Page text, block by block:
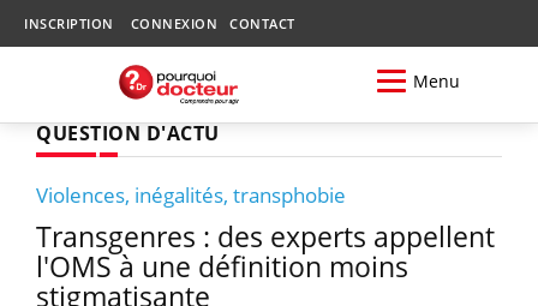
INSCRIPTION CONNEXION CONTACT
Menu
QUESTION D'ACTU
Violences, inégalités, transphobie
Transgenres : des experts appellent
l'OMS à une définition moins
stigmatisante